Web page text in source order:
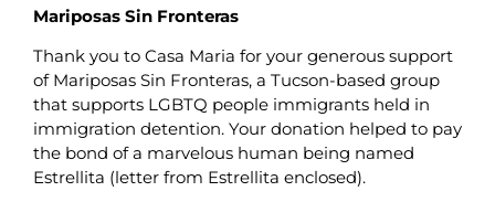
Mariposas Sin Fronteras
Thank you to Casa Maria for your generous support
of Mariposas Sin Fronteras, a Tucson-based group
that supports LGBTQ people immigrants held in
immigration detention. Your donation helped to pay
the bond of a marvelous human being named
Estrellita (letter from Estrellita enclosed).